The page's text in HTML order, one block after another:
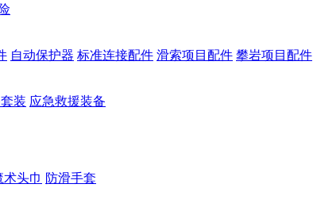
自动保护器 标准连接配件 滑索项目配件 攀岩项目配件
装 应急救援装备
术头巾 防滑手套